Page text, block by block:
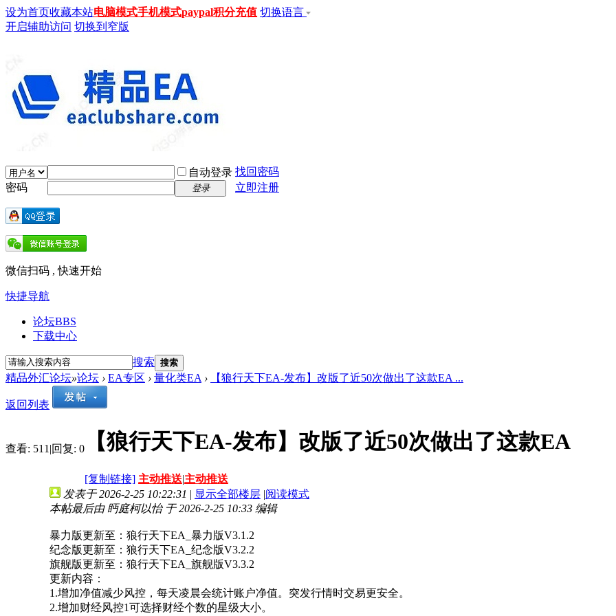
设为首页收藏本站电脑模式手机模式paypal积分充值 切换语言
开启辅助访问 切换到窄版
自动登录 找回密码
密码
登录 立即注册
微信扫码 , 快速开始
快捷导航
论坛BBS
下载中心
搜索 搜索
精品外汇论坛»论坛 › EA专区 › 量化类EA › 【狼行天下EA-发布】改版了近50次做出了这款EA ...
返回列表
查看: 511 |回复: 0 【狼行天下EA-发布】改版了近50次做出了这款EA
[复制链接] 主动推送|主动推送
发表于 2026-2-25 10:22:31 | 显示全部楼层 |阅读模式
本帖最后由 眄庭柯以怡 于 2026-2-25 10:33 编辑
暴力版更新至：狼行天下EA_ 暴力版V3.1.2
纪念版更新至：狼行天下EA_ 纪念版V3.2.2
旗舰版更新至：狼行天下EA_ 旗舰版V3.3.2
更新内容：
1.增加净值减少风控，每天凌晨会统计账户净值。突发行情时交易更安全。
2.增加财经风控1可选择财经个数的星级大小。